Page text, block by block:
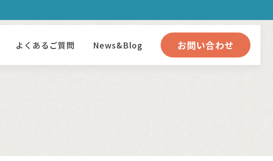
よくあるご質問 News&Blog お問い合わせ